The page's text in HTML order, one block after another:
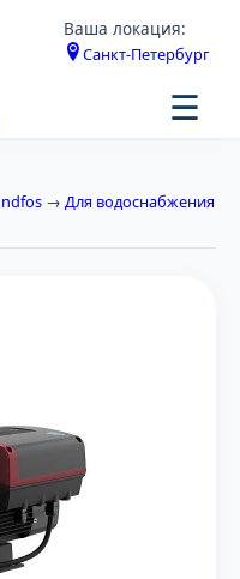
Ваша локация:
Санкт-Петербург
☰
→ Для водоснабжения